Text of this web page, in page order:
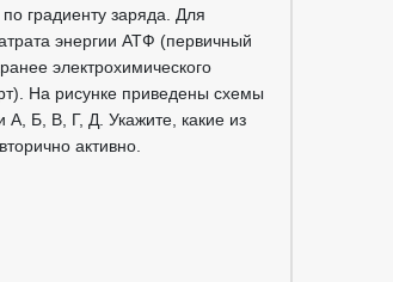
градиенту заряда. Для
энергии АТФ (первичный
электрохимического
На рисунке приведены схемы
А, Б, В, Г, Д. Укажите, какие из
активно.